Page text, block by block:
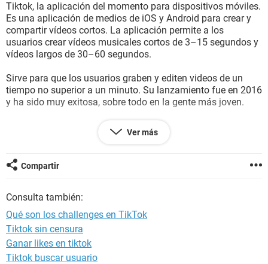
Tiktok, la aplicación del momento para dispositivos móviles.
Es una aplicación de medios de iOS y Android para crear y
compartir vídeos cortos. La aplicación permite a los
usuarios crear vídeos musicales cortos de 3–15 segundos​​ y
vídeos largos de 30–60 segundos.
Sirve para que los usuarios graben y editen videos de un
tiempo no superior a un minuto. Su lanzamiento fue en 2016
y ha sido muy exitosa, sobre todo en la gente más joven.
Lo mas divertido de esta aplicación son los challenges tik
tok. Un challenge, es un término anglosajón que en redes
que se invita a los usuarios a hacer algo.
Entre los challenges mas populares se encuentran:
-Oh na na.
-Jlo Challenge.
Puedes ver los desafios mas populares en el siguiente
enlace:https://descargartiktokapp.com/challenges-desafios-
mas-populares/
Ver más
Compartir
Consulta también:
Qué son los challenges en TikTok
Tiktok sin censura
Ganar likes en tiktok
Tiktok buscar usuario